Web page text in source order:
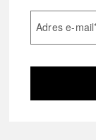
Adres e-mail